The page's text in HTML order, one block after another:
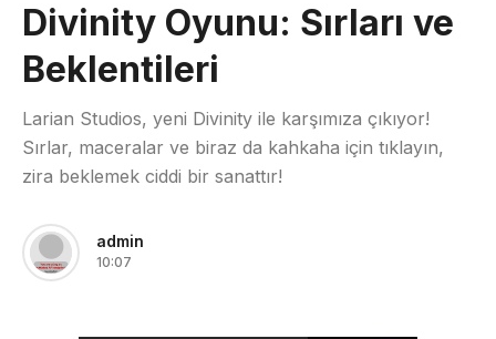
Divinity Oyunu: Sırları ve
Beklentileri
Larian Studios, yeni Divinity ile karşımıza çıkıyor!
Sırlar, maceralar ve biraz da kahkaha için tıklayın,
zira beklemek ciddi bir sanattır!
admin
10:07